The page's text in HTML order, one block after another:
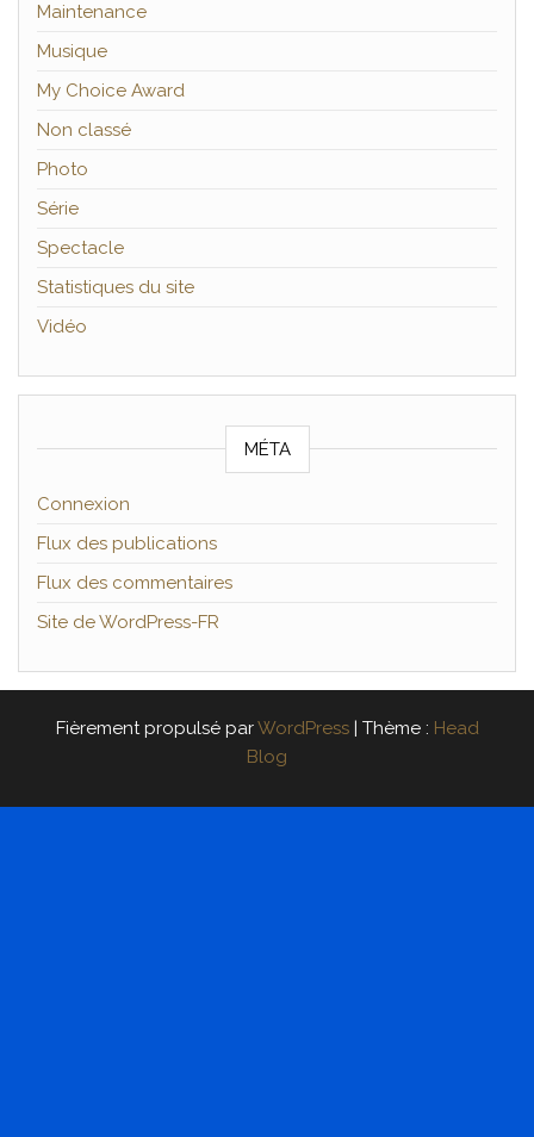
Maintenance
Musique
My Choice Award
Non classé
Photo
Série
Spectacle
Statistiques du site
Vidéo
MÉTA
Connexion
Flux des publications
Flux des commentaires
Site de WordPress-FR
Fièrement propulsé parWordPress | Thème : Head
Blog